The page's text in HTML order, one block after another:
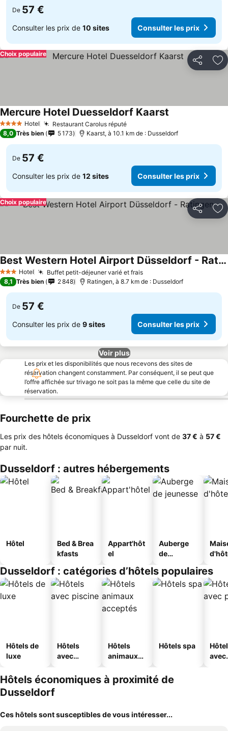
De 57 €
Consulter les prix de 10 sites Consulter les prix
Partager
Choix populaire
4 Étoiles Hotel Restaurant Carolus réputé
Mercure Hotel Duesseldorf Kaarst
8,0 Très bien 5 173 Kaarst, à 10.1 km de : Dusseldorf
De 57 €
Consulter les prix de 12 sites Consulter les prix
Partager
Choix populaire
3 ÉtoilesHotel Buffet petit-déjeuner varié et frais
Best Western Hotel Airport Düsseldorf - Ratingen
8,1 Très bien 2 848 Ratingen, à 8.7 km de : Dusseldorf
De 57 €
Consulter les prix de 9 sites Consulter les prix
Voir plus
Les prix et les disponibilités que nous recevons des sites de
réservation changent constamment. Par conséquent, il se peut que
l’offre affichée sur trivago ne soit pas la même que celle du site de
réservation.
Fourchette de prix
Les prix des hôtels économiques à Dusseldorf vont de ‎37 € à ‎57 €
par nuit.
Dusseldorf : autres hébergements
Hôtel
Bed & Brea
kfasts
Appart'hôt
el
Auberge
de
Dusseldorf : catégories d’hôtels populaires
Hôtels de
luxe
Hôtels
avec
Hôtels
animaux
Hôtels spa
avec
Hôtels économiques à proximité de
Dusseldorf
Ces hôtels sont susceptibles de vous intéresser...